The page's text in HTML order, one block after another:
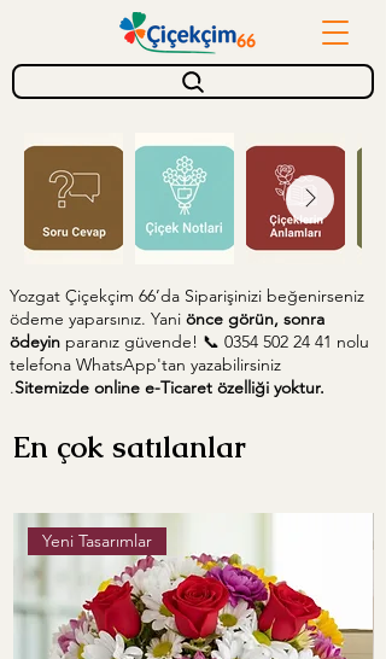
Yozgat Çiçekçim 66’da Siparişinizi beğenirseniz
ödeme yaparsınız. Yani önce görün, sonra
ödeyin paranız güvende! 📞 0354 502 24 41 nolu
telefona WhatsApp'tan yazabilirsiniz
.Sitemizde online e-Ticaret özelliği yoktur.
En çok satılanlar
Yeni Tasarımlar